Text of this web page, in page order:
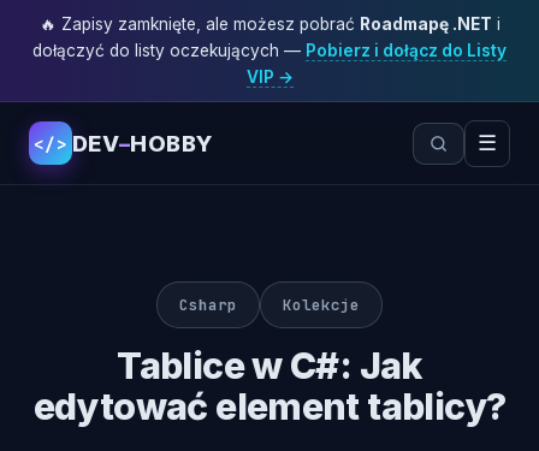
🔥 Zapisy zamknięte, ale możesz pobrać Roadmapę .NET i
dołączyć do listy oczekujących — Pobierz i dołącz do Listy
VIP →
</> DEV–HOBBY ☰
Csharp Kolekcje
Tablice w C#: Jak
edytować element tablicy?